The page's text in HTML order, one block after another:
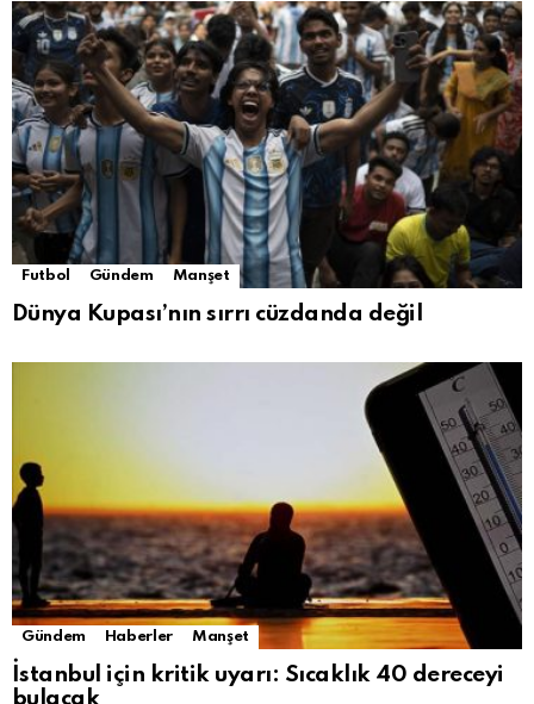
Futbol Gündem Manşet
Dünya Kupası’nın sırrı cüzdanda değil
Gündem Haberler Manşet
İstanbul için kritik uyarı: Sıcaklık 40 dereceyi
bulacak